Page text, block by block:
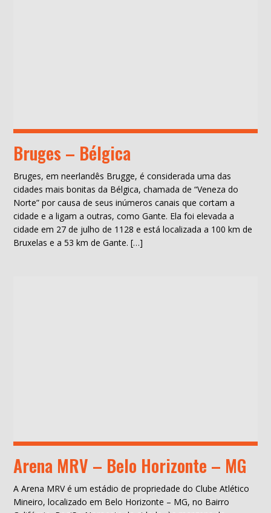
Bruges – Bélgica
Bruges, em neerlandês Brugge, é considerada uma das
cidades mais bonitas da Bélgica, chamada de “Veneza do
Norte” por causa de seus inúmeros canais que cortam a
cidade e a ligam a outras, como Gante. Ela foi elevada a
cidade em 27 de julho de 1128 e está localizada a 100 km de
Bruxelas e a 53 km de Gante. […]
Arena MRV – Belo Horizonte – MG
A Arena MRV é um estádio de propriedade do Clube Atlético
Mineiro, localizado em Belo Horizonte – MG, no Bairro